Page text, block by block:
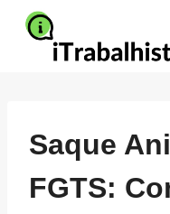
Pular
para
Saque
FGTS: